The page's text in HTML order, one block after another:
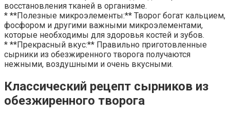
восстановления тканей в организме.
* **Полезные микроэлементы:** Творог богат кальцием,
фосфором и другими важными микроэлементами,
которые необходимы для здоровья костей и зубов.
* **Прекрасный вкус:** Правильно приготовленные
сырники из обезжиренного творога получаются
нежными, воздушными и очень вкусными.
Классический рецепт сырников из
обезжиренного творога